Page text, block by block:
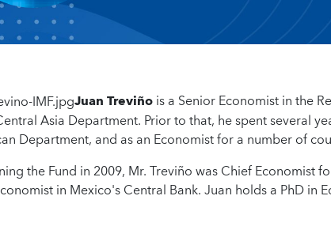
Juan Treviñois a Senior Economist in the
Asia Department. Prior to that, he spent several
Department, and as an Economist for a number of
the Fund in 2009, Mr. Treviño was Chief Economist
in Mexico's Central Bank. Juan holds a PhD in